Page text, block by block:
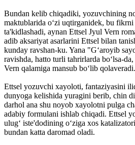
Bundan kelib chiqadiki, yozuvchining
maktublarida o‘zi uqtirganidek, bu
ta'kidlashadi, aynan Ettsel Jyul Vern
adib aksariyat asarlarini Ettsel bilan
kunday ravshan-ku. Yana "G‘aroyib
ravishda, hatto turli tahrirlarda bo‘lsa-
Vern qalamiga mansub bo‘lib qolaveradi.
Ettsel yozuvchi xayoloti, fantaziyasini
dunyoga kelishida yuragini berib, chin
darhol ana shu noyob xayolotni pulga
adabiy formulani ishlab chiqadi. Ettsel
ulug‘ iste'dodining o‘ziga xos
bundan katta daromad oladi.